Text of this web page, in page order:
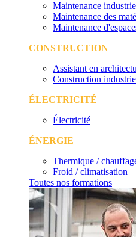
Maintenance
Maintenance des
Maintenance
CONSTRUCTION
Assistant en
Construction
ÉLECTRICITÉ
Électricité
ÉNERGIE
Thermique /
Froid / climatisation
Toutes nos formations